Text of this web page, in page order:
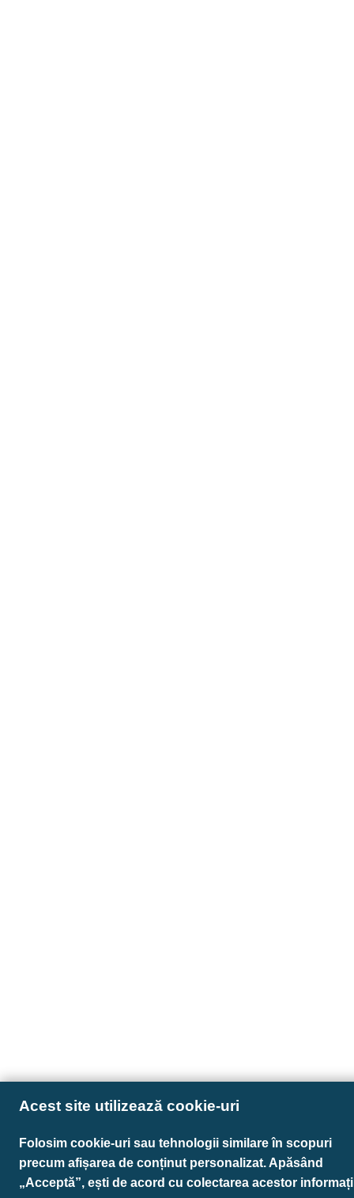
Acest site utilizează cookie-uri
Folosim cookie-uri sau tehnologii similare în scopuri
precum afișarea de conținut personalizat. Apăsând
„Acceptă”, ești de acord cu colectarea acestor